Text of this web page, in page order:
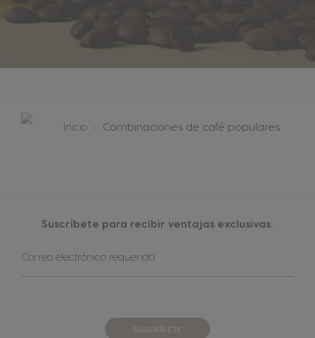
Inicio Combinaciones de café populares
Suscríbete para recibir ventajas exclusivas.
Sign
Up
for
Correo electrónico requerido
SUSCRÍBETE